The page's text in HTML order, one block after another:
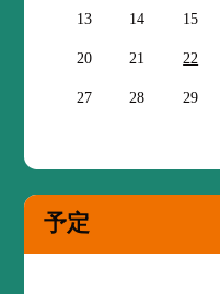
13 14 15
20 21 22
27 28 29
予定